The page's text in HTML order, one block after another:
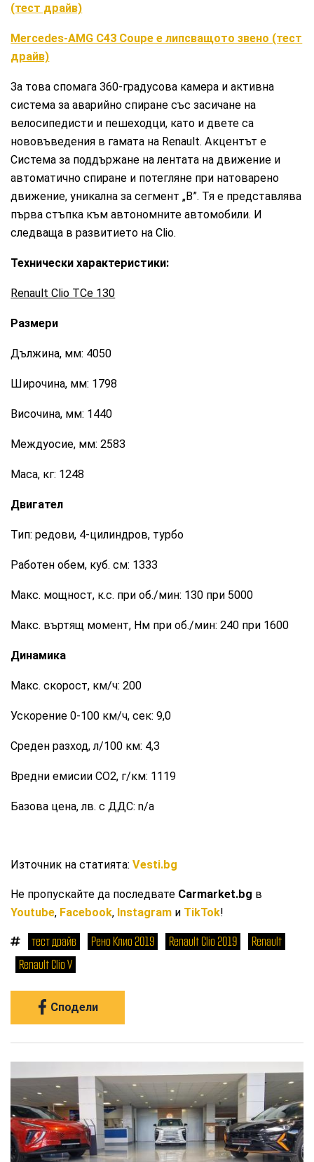
(тест драйв)
Mercedes-AMG C43 Coupe е липсващото звено (тест
драйв)
За това спомага 360-градусова камера и активна
система за аварийно спиране със засичане на
велосипедисти и пешеходци, като и двете са
нововъведения в гамата на Renault. Акцентът е
Система за поддържане на лентата на движение и
автоматично спиране и потегляне при натоварено
движение, уникална за сегмент „В”. Тя е представлява
първа стъпка към автономните автомобили. И
следваща в развитието на Clio.
Технически характеристики:
Renault Clio TСe 130
Размери
Дължина, мм: 4050
Широчина, мм: 1798
Височина, мм: 1440
Междуосие, мм: 2583
Маса, кг: 1248
Двигател
Тип: редови, 4-цилиндров, турбо
Работен обем, куб. см: 1333
Макс. мощност, к.с. при об./мин: 130 при 5000
Макс. въртящ момент, Нм при об./мин: 240 при 1600
Динамика
Макс. скорост, км/ч: 200
Ускорение 0-100 км/ч, сек: 9,0
Среден разход, л/100 км: 4,3
Вредни емисии СО2, г/км: 1119
Базова цена, лв. с ДДС: n/a
Източник на статията:Vesti.bg
Не пропускайте да последвате Carmarket.bg в
Youtube, Facebook, Instagram и TikTok!
тест драйв Рено Клио 2019 Renault Clio 2019
Renault
Renault Clio V
Сподели